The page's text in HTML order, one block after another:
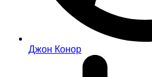
Джон Конор